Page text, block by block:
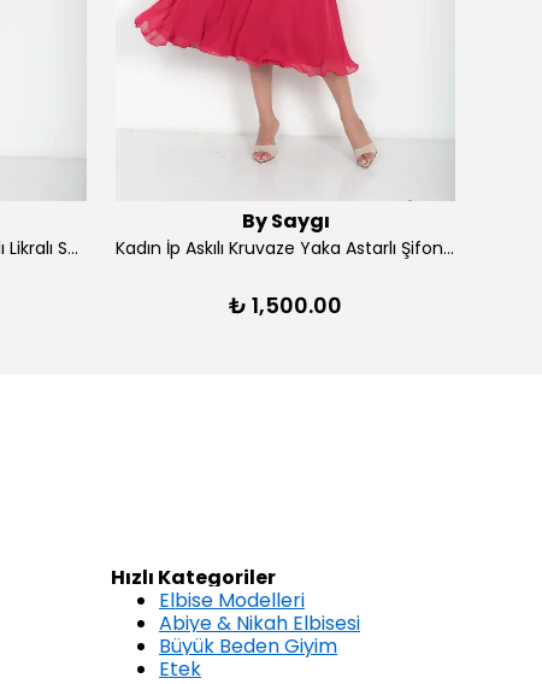
Kadın Ön Arka V Yaka Yırtmaçlı Likralı Scuba Midi Elbise - Lacivert
By Saygı
Kadın İp Askılı Kruvaze Yaka Astarlı Şifon Kloş Midi Elbise - Kırmızı
₺ 1,500.00
Hızlı Kategoriler
Elbise Modelleri
Abiye & Nikah Elbisesi
Büyük Beden Giyim
Etek